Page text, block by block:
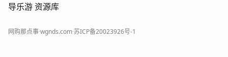
导乐游 资源库
网购那点事·wgnds.com·苏ICP备20023926号-1